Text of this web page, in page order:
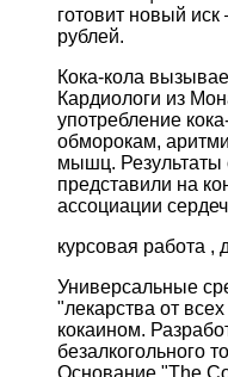
готовит новый
рублей.
Кока-кола
Кардиологи из
употребление
обморокам,
мышц. Результаты
представили на
ассоциации
курсовая работа ,
Универсальные
"лекарства от
кокаином.
безалкогольного
Основание "The